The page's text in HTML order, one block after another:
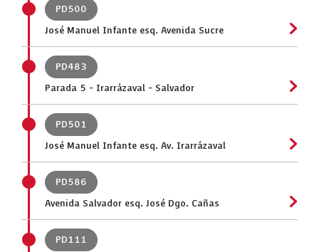
PD500
José Manuel Infante esq. Avenida Sucre
PD483
Parada 5 - Irarrázaval - Salvador
PD501
José Manuel Infante esq. Av. Irarrázaval
PD586
Avenida Salvador esq. José Dgo. Cañas
PD111